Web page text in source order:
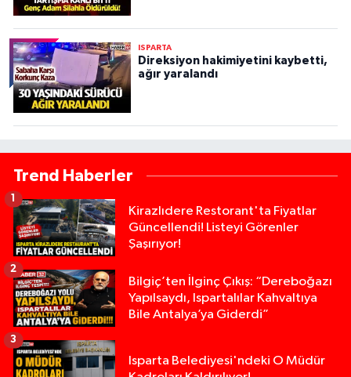
ISPARTA
Direksiyon hakimiyetini kaybetti,
ağır yaralandı
Trend Haberler
Kirazlıdere Restorant'ta Fiyatlar
Güncellendi! Listeyi Görenler
Şaşırıyor!
1
Bilgiç’ten İlginç Çıkış: “Dereboğazı
Yapılsaydı, Ispartalılar Kahvaltıya
Bile Antalya’ya Giderdi”
2
Isparta Belediyesi'ndeki O Müdür
3